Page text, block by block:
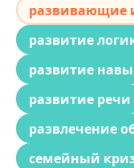
развивающие
развитие
развитие
развитие речи
развлечение
семейный